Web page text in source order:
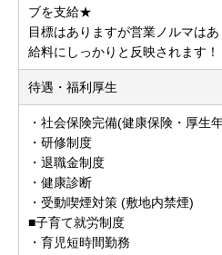
ブを支給★
目標はありますが営業ノルマは
給料にしっかりと反映されます！
待遇・福利厚生
・社会保険完備(健康保険・厚生
・研修制度
・退職金制度
・健康診断
・受動喫煙対策 (敷地内禁煙)
■子育て就労制度
・育児短時間勤務